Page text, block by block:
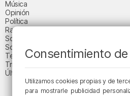
Música
Opinión
Política
Radio Popular-Herri Irratia
Social y religión
Sociedad
Tecnología
Triple B
Última hora
Consentimiento
Utilizamos cookies propias y de
para mostrarle publicidad